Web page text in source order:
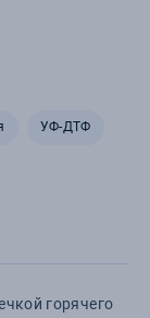
УФ-ДТФ
горячего